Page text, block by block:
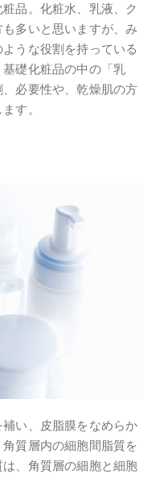
品。化粧水、乳液、ク
多いと思いますが、み
うな役割を持っている
礎化粧品の中の「乳
必要性や、乾燥肌の方
す。
い、皮脂膜をなめらか
質層内の細胞間脂質を
、角質層の細胞と細胞